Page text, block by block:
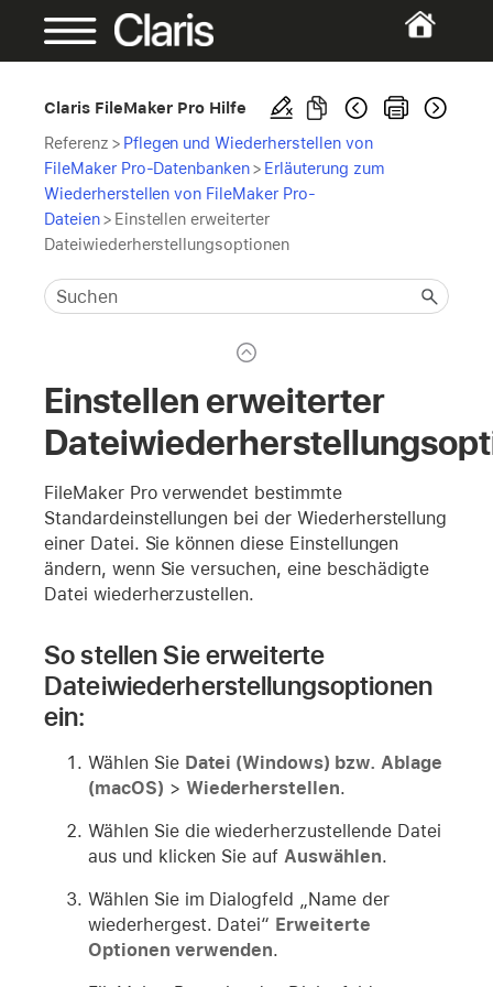
Claris FileMaker Pro Hilfe
Referenz > Pflegen und Wiederherstellen von
FileMaker Pro-Datenbanken> Erläuterung zum
Wiederherstellen von FileMaker Pro-
Dateien> Einstellen erweiterter
Dateiwiederherstellungsoptionen
Einstellen erweiterter
FileMaker Pro verwendet bestimmte
Standardeinstellungen bei der Wiederherstellung
einer Datei. Sie können diese Einstellungen
ändern, wenn Sie versuchen, eine beschädigte
Datei wiederherzustellen.
So stellen Sie erweiterte
Dateiwiederherstellungsoptionen
ein:
Wählen Sie Datei (Windows) bzw. Ablage
(macOS) > Wiederherstellen.
Wählen Sie die wiederherzustellende Datei
aus und klicken Sie aufAuswählen.
Wählen Sie im Dialogfeld „Name der
wiederhergest. Datei“ Erweiterte
Optionen verwenden.